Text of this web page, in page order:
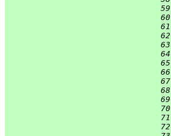
  59
  60
  61
  62
  63
  64
  65
  66
  67
  68
  69
  70
  71
  72